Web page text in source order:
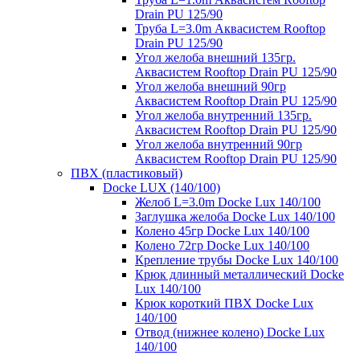
Drain PU 125/90
Труба L=3.0m Аквасистем Rooftop
Drain PU 125/90
Угол желоба внешний 135гр.
Аквасистем Rooftop Drain PU 125/90
Угол желоба внешний 90гр
Аквасистем Rooftop Drain PU 125/90
Угол желоба внутренний 135гр.
Аквасистем Rooftop Drain PU 125/90
Угол желоба внутренний 90гр
Аквасистем Rooftop Drain PU 125/90
ПВХ (пластиковый)
Docke LUX (140/100)
Желоб L=3.0m Docke Lux 140/100
Заглушка желоба Docke Lux 140/100
Колено 45гр Docke Lux 140/100
Колено 72гр Docke Lux 140/100
Крепление трубы Docke Lux 140/100
Крюк длинный металлический Docke
Lux 140/100
Крюк короткий ПВХ Docke Lux
140/100
Отвод (нижнее колено) Docke Lux
140/100